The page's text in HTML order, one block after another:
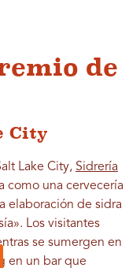
de
City
Lake City, Sidrería
como una cervecería
elaboración de sidra
Los visitantes
se sumergen en
en un bar que